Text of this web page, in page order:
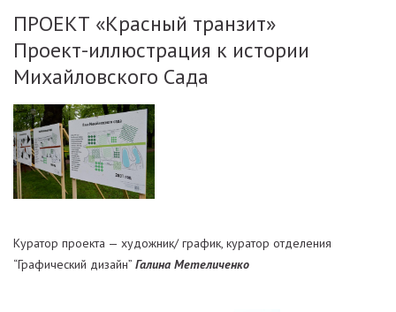
ПРОЕКТ «Красный транзит»
Проект-иллюстрация к истории
Михайловского Сада
Куратор проекта — художник/ график, куратор отделения
“Графический дизайн” Галина Метеличенко